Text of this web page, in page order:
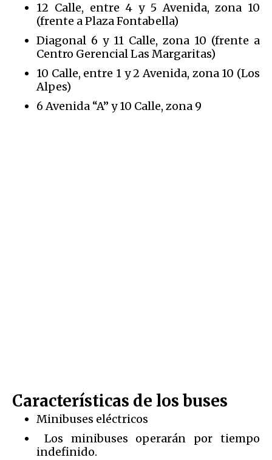
12 Calle, entre 4 y 5 Avenida, zona 10
(frente a Plaza Fontabella)
Diagonal 6 y 11 Calle, zona 10 (frente a
Centro Gerencial Las Margaritas)
10 Calle, entre 1 y 2 Avenida, zona 10 (Los
Alpes)
6 Avenida “A” y 10 Calle, zona 9
Características de los buses
Minibuses eléctricos
Los minibuses operarán por tiempo
indefinido.